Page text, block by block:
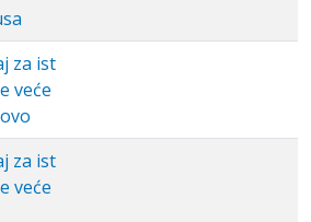
za ist
veće
za ist
veće